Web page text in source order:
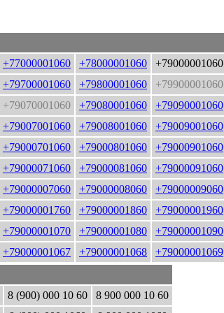
+77000001060 +78000001060
+79000001060
+79700001060 +79800001060
+79900001060
+79070001060 +79080001060
+79090001060
+79007001060 +79008001060
+79009001060
+79000701060 +79000801060
+79000901060
+79000071060 +79000081060
+79000091060
+79000007060 +79000008060
+79000009060
+79000001760 +79000001860
+79000001960
+79000001070 +79000001080
+79000001090
+79000001067 +79000001068
+79000001069
8 (900) 000 10 60
8 900 000 10 60